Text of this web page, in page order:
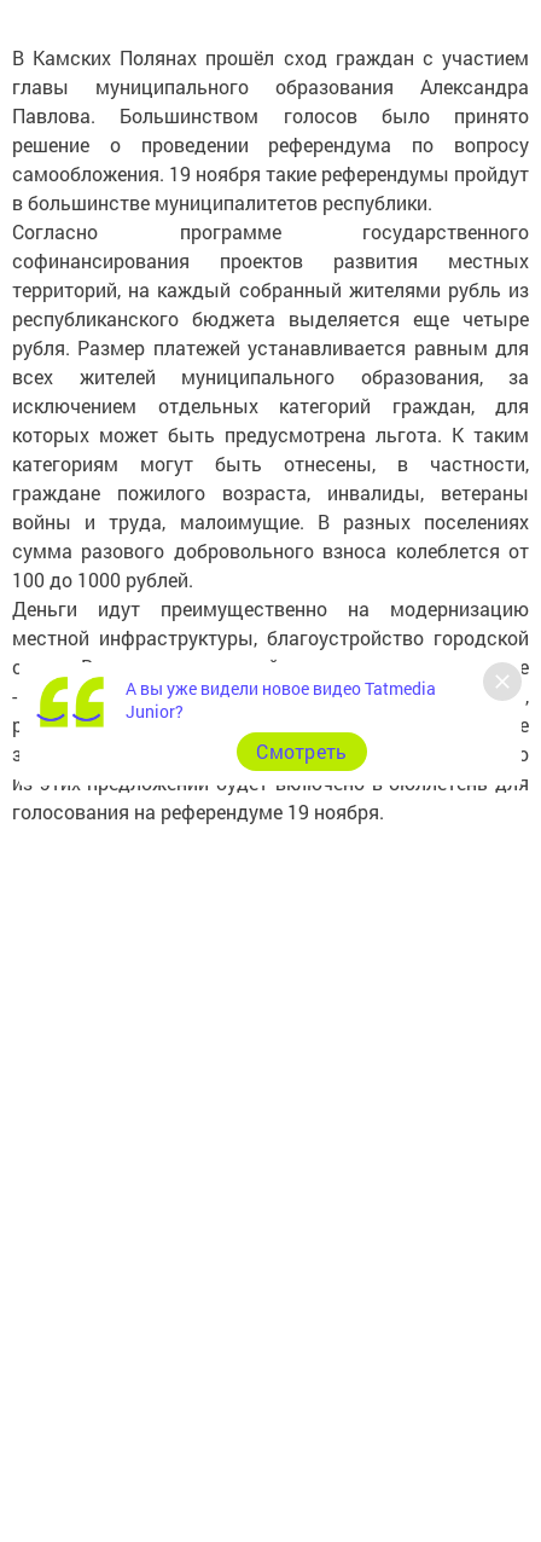
В Камских Полянах прошёл сход граждан с участием
главы муниципального образования Александра
Павлова. Большинством голосов было принято
решение о проведении референдума по вопросу
самообложения. 19 ноября такие референдумы пройдут
в большинстве муниципалитетов республики.
Согласно программе государственного
софинансирования проектов развития местных
территорий, на каждый собранный жителями рубль из
республиканского бюджета выделяется еще четыре
рубля. Размер платежей устанавливается равным для
всех жителей муниципального образования, за
исключением отдельных категорий граждан, для
которых может быть предусмотрена льгота. К таким
категориям могут быть отнесены, в частности,
граждане пожилого возраста, инвалиды, ветераны
войны и труда, малоимущие. В разных поселениях
сумма разового добровольного взноса колеблется от
100 до 1000 рублей.
Деньги идут преимущественно на модернизацию
местной инфраструктуры, благоустройство городской
среды. В числе предложений, которые звучали на сходе
- ремонт лестничного марша в районе школы №1,
ремонт тротуаров центральной дороги, и наиболее
злободневное - ремонт внутриквартальных дорог. Одно
из этих предложений будет включено в бюллетень для
голосования на референдуме 19 ноября.
А вы уже видели новое видео Tatmedia
Junior?
Cмотреть